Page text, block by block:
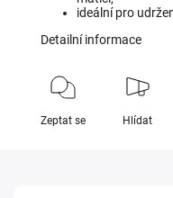
ideální pro
Detailní informace
Zeptat se Hlídat